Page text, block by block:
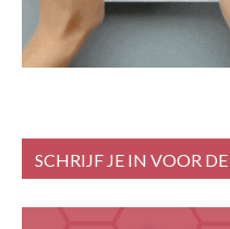
SCHRIJF JE IN VOOR